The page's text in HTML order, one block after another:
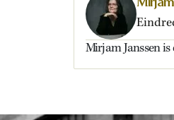
Mirjam Janssen